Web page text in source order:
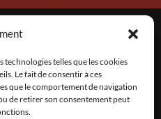
telles que les cookies
Le fait de consentir à ces
que le comportement de navigation
de retirer son consentement peut